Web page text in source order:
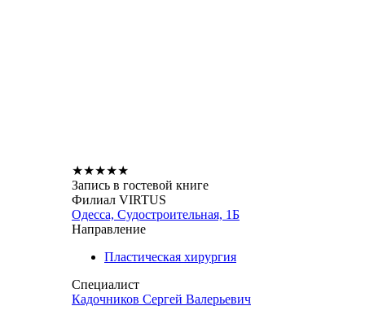
★★★★★
Запись в гостевой книге
Филиал VIRTUS
Одесса, Судостроительная, 1Б
Направление
Пластическая хирургия
Специалист
Кадочников Сергей Валерьевич